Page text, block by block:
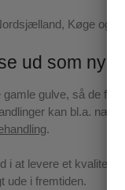
Køge og
ud som nye
gulve, så de får
kan bl.a.
.
i at levere et
ude i fremtiden.